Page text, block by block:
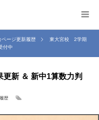
ページ更新履歴
東大宮校 2学期
付中
新 ＆ 新中1算数力判
歴